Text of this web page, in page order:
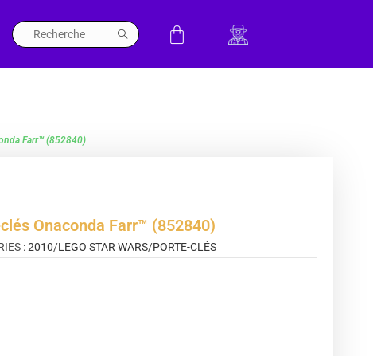
Farr™ (852840)
Onaconda Farr™ (852840)
:2010/LEGO STAR WARS/PORTE-CLÉS